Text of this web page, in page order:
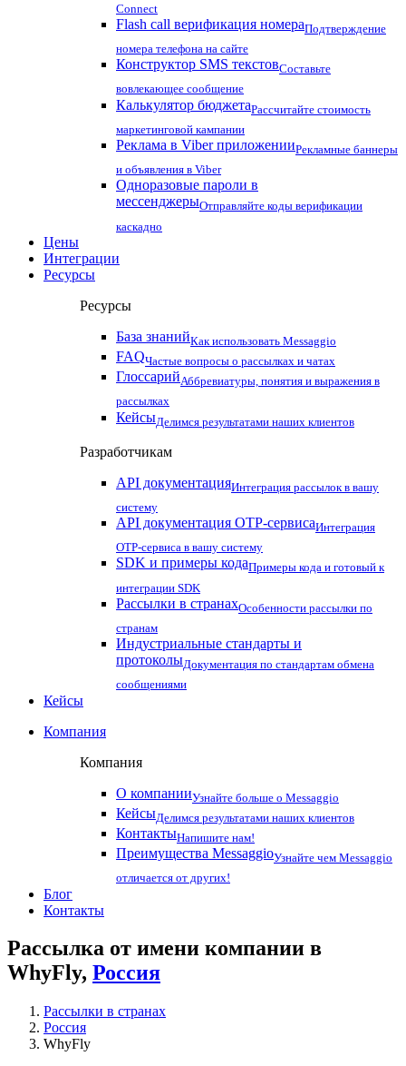
Connect
Flash call верификация номераПодтверждение
номера телефона на сайте
Конструктор SMS текстовСоставьте
вовлекающее сообщение
Калькулятор бюджетаРассчитайте стоимость
маркетинговой кампании
Реклама в Viber приложенииРекламные баннеры
и объявления в Viber
Одноразовые пароли в
мессенджерыОтправляйте коды верификации
каскадно
Цены
Интеграции
Ресурсы
Ресурсы
База знанийКак использовать Messaggio
FAQЧастые вопросы о рассылках и чатах
ГлоссарийАббревиатуры, понятия и выражения в
рассылках
КейсыДелимся результатами наших клиентов
Разработчикам
API документацияИнтеграция рассылок в вашу
систему
API документация OTP-сервисаИнтеграция
OTP-сервиса в вашу систему
SDK и примеры кодаПримеры кода и готовый к
интеграции SDK
Рассылки в странахОсобенности рассылки по
странам
Индустриальные стандарты и
протоколыДокументация по стандартам обмена
сообщениями
Кейсы
Компания
Компания
О компанииУзнайте больше о Messaggio
КейсыДелимся результатами наших клиентов
КонтактыНапишите нам!
Преимущества MessaggioУзнайте чем Messaggio
отличается от других!
Блог
Контакты
Рассылка от имени компании в
WhyFly, Россия
Рассылки в странах
Россия
WhyFly